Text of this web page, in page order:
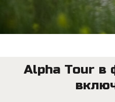
Alpha Tour в
СВЯЖИТЕСЬ С НАМИ
ДОКУМЕНТЫ
Пользовательское соглашение